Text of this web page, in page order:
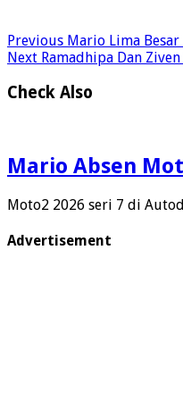
Previous Mario Lima
Next Ramadhipa Dan
Check Also
Mario Absen
Moto2 2026 seri 7 di
Advertisement